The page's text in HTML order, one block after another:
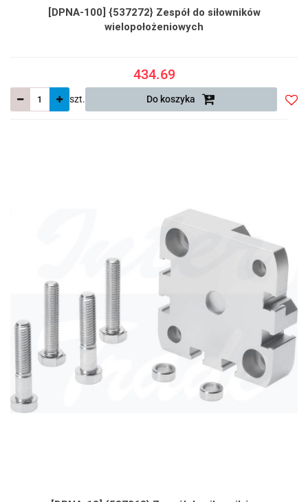
[DPNA-100] {537272} Zespół do siłowników
wielopołożeniowych
434.69
szt. Do koszyka